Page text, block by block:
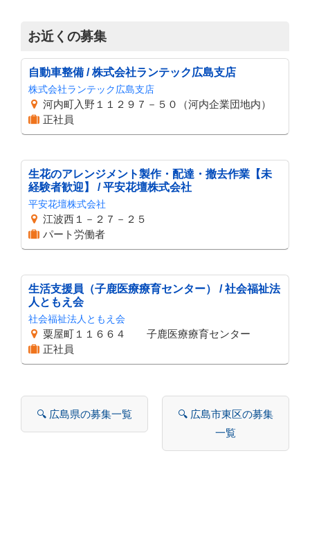
お近くの募集
自動車整備 / 株式会社ランテック広島支店
株式会社ランテック広島支店
河内町入野１１２９７－５０（河内企業団地内）
正社員
生花のアレンジメント製作・配達・撤去作業【未
経験者歓迎】 / 平安花壇株式会社
平安花壇株式会社
江波西１－２７－２５
パート労働者
生活支援員（子鹿医療療育センター） / 社会福祉法
人ともえ会
社会福祉法人ともえ会
粟屋町１１６６４ 子鹿医療療育センター
正社員
🔍 広島県の募集一覧
🔍 広島市東区の募集
一覧